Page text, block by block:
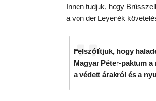
Innen tudjuk, hogy
a von der Leyenék
Felszólítjuk, hogy
Magyar Péter-paktum
a védett árakról és a